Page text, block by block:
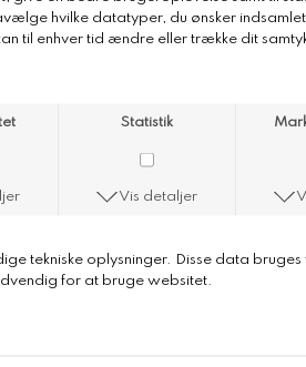
Epure
i blød, ufarvet økologisk bomuld og
elastisk bindebånd i taljen.
bomuld – Indien